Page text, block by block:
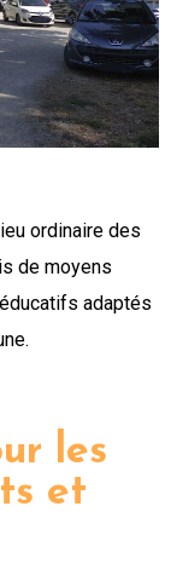
ordinaire des
de moyens
adaptés
les
et